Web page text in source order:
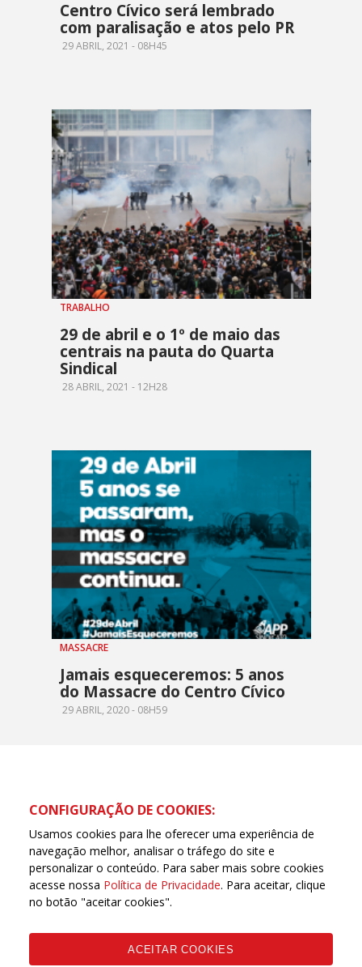
Centro Cívico será lembrado
com paralisação e atos pelo PR
29 ABRIL, 2021 - 08H45
TRABALHO
29 de abril e o 1º de maio das
centrais na pauta do Quarta
Sindical
28 ABRIL, 2021 - 12H28
MASSACRE
Jamais esqueceremos: 5 anos
do Massacre do Centro Cívico
29 ABRIL, 2020 - 08H59
CONFIGURAÇÃO DE COOKIES:
Usamos cookies para lhe oferecer uma experiência de
navegação melhor, analisar o tráfego do site e
personalizar o conteúdo. Para saber mais sobre cookies
acesse nossa Política de Privacidade. Para aceitar, clique
no botão "aceitar cookies".
ACEITAR COOKIES